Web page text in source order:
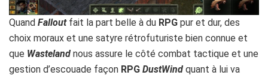
Quand Fallout fait la part belle à du RPG pur et dur, des
choix moraux et une satyre rétrofuturiste bien connue et
que Wasteland nous assure le côté combat tactique et une
gestion d’escouade façon RPG DustWind quant à lui va